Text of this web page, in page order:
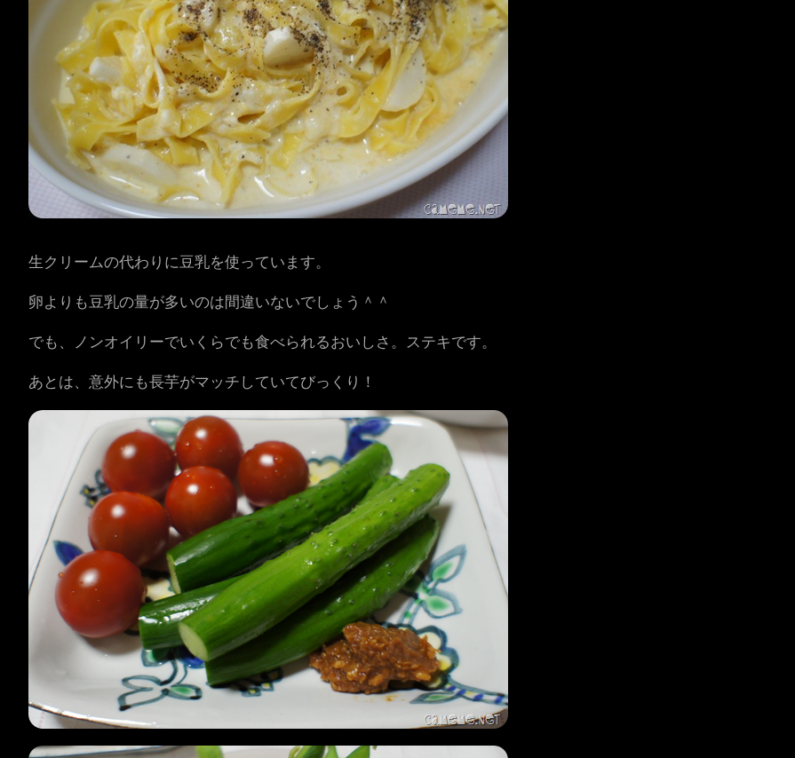
生クリームの代わりに豆乳を使っています。
卵よりも豆乳の量が多いのは間違いないでしょう＾＾
でも、ノンオイリーでいくらでも食べられるおいしさ。ステキです。
あとは、意外にも長芋がマッチしていてびっくり！